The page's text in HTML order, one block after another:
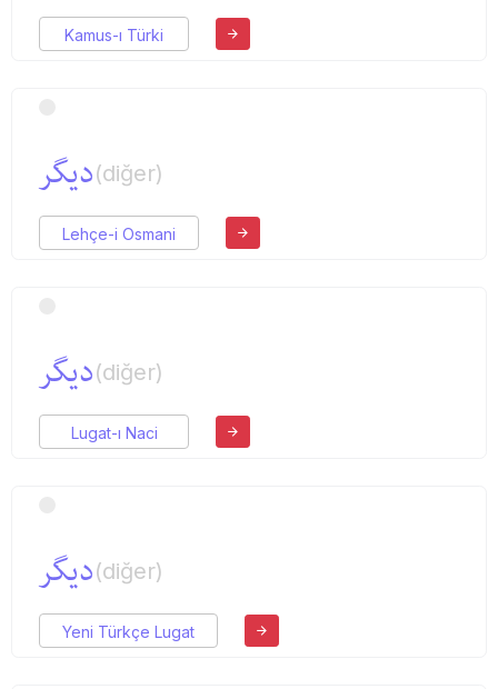
Kamus-ı Türki
دیگر(diğer)
Lehçe-i Osmani
دیگر(diğer)
Lugat-ı Naci
دیگر(diğer)
Yeni Türkçe Lugat